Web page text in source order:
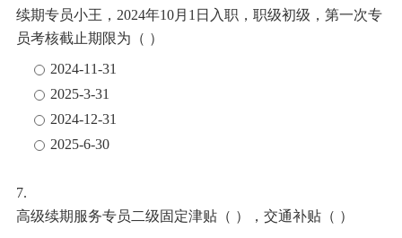
续期专员小王， 2024年10月1日 入职，职级初级，第一次专
员考核截止期限为（ ）
2024-11-31
2025-3-31
2024-12-31
2025-6-30
7.
高级续期服务专员二级固定津贴（ ），交通补贴（ ）